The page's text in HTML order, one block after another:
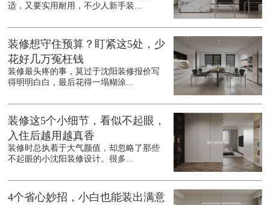
适，又要实用耐用，不少人新手装...
装修想守住预算？盯紧这5处，少
花好几万冤枉钱
装修最头疼的事，莫过于沈阳装修报价写
得明明白白，最后花得一塌糊涂...
装修这5个小细节，看似不起眼，
入住后越用越真香
装修时总执着于大气颜值，却忽略了那些
不起眼的小沈阳装修设计。很多...
4个省心妙招，小白也能装出满意